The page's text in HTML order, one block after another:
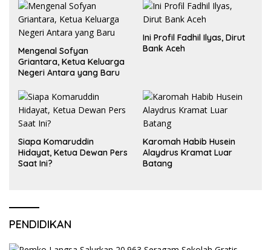
Mengenal Sofyan
Griantara, Ketua Keluarga
Negeri Antara yang Baru
Ini Profil Fadhil Ilyas, Dirut
Bank Aceh
Siapa Komaruddin
Hidayat, Ketua Dewan Pers
Saat Ini?
Karomah Habib Husein
Alaydrus Kramat Luar
Batang
PENDIDIKAN